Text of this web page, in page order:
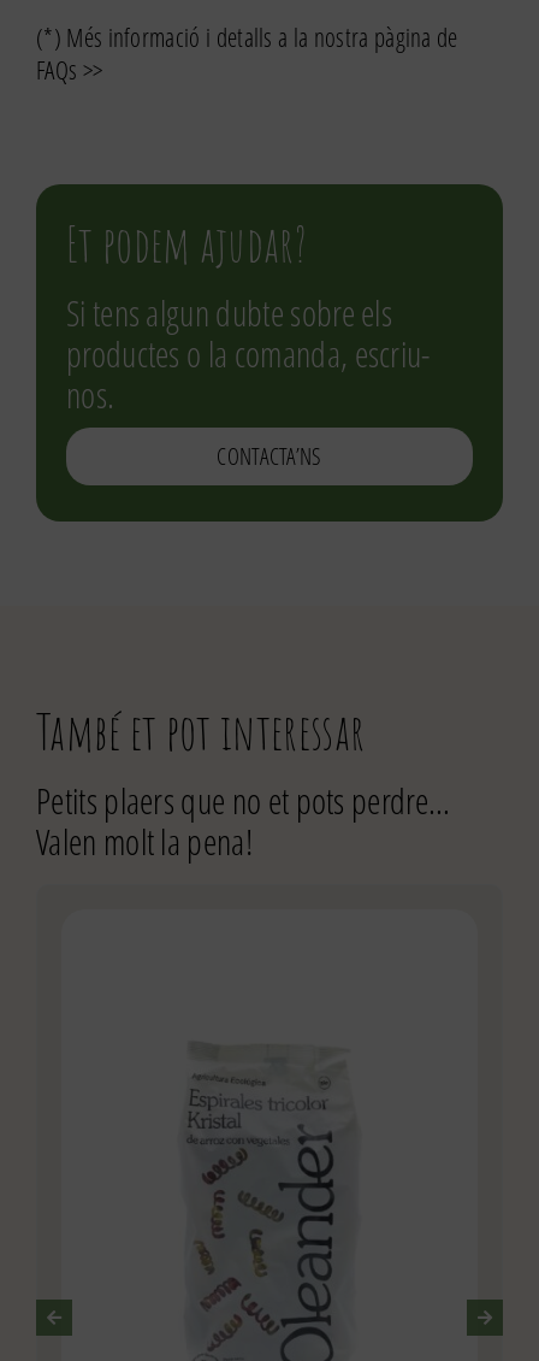
(*) Més informació i detalls a la nostra pàgina de
FAQs >>
Et podem ajudar?
Si tens algun dubte sobre els
productes o la comanda, escriu-
nos.
CONTACTA’NS
També et pot interessar
Petits plaers que no et pots perdre…
Valen molt la pena!